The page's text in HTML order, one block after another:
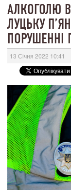
АЛКОГОЛЮ
ЛУЦЬКУ
ПОРУШЕННІ
13 Січня 2022 10:41